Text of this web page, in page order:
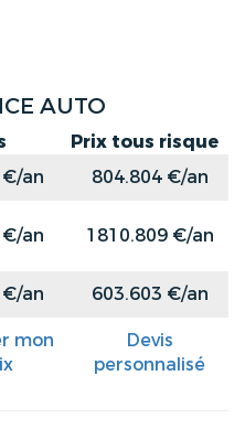
AUTO
Prix tous risque
€/an
804.804 €/an
€/an 1810.809 €/an
an 603.603 €/an
mon
Devis
personnalisé